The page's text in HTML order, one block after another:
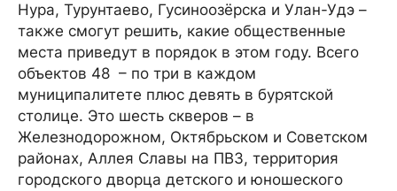
Нура, Турунтаево, Гусиноозёрска и Улан-Удэ –
также смогут решить, какие общественные
места приведут в порядок в этом году. Всего
объектов 48 – по три в каждом
муниципалитете плюс девять в бурятской
столице. Это шесть скверов – в
Железнодорожном, Октябрьском и Советском
районах, Аллея Славы на ПВЗ, территория
городского дворца детского и юношеского